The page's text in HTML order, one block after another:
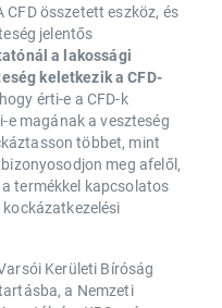
CFD összetett eszköz, és
jelentős
a lakossági
keletkezik a CFD-
érti-e a CFD-k
e magának a veszteség
többet, mint
meg afelől,
termékkel kapcsolatos
Kerületi Bíróság
a Nemzeti